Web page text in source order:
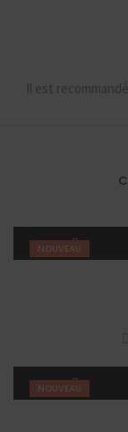
Il est
NOUVEAU
NOUVEAU